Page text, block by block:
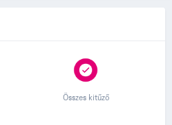
Összes kitűző